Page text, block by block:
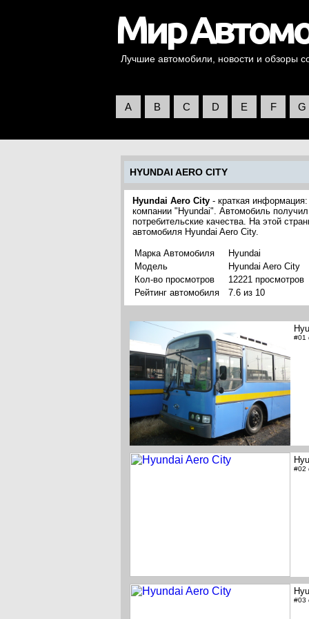
Лучшие автомобили, новости и обзоры
A B C D E F G
HYUNDAI AERO CITY
Hyundai Aero City - краткая
компании "Hyundai". Автомобиль
потребительские качества. На этой
автомобиля Hyundai Aero City.
Марка Автомобиля
Hyundai
Модель
Hyundai Aero City
Кол-во просмотров
12221 просмотров
Рейтинг автомобиля
7.6 из 10
#01
#02
#03